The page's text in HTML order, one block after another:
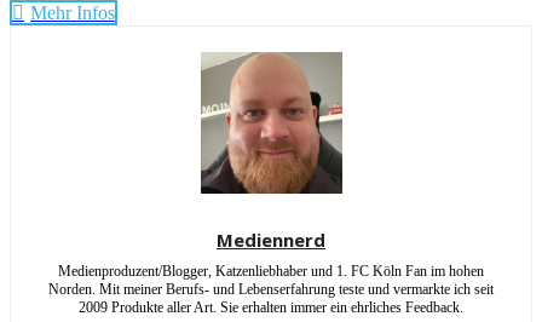
Mehr Infos
Mediennerd
Medienproduzent/Blogger, Katzenliebhaber und 1. FC Köln Fan im hohen
Norden. Mit meiner Berufs- und Lebenserfahrung teste und vermarkte ich seit
2009 Produkte aller Art. Sie erhalten immer ein ehrliches Feedback.